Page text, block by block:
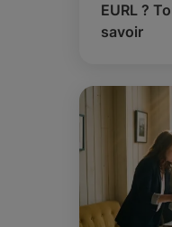
EURL ?
savoir